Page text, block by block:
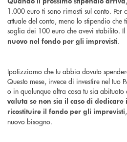
1.000 euro ti sono rimasti sul conto.
attuale del conto, meno lo stipendio
soglia dei 100 euro che avevi stabilito. Il
nuovo nel fondo per gli imprevisti.
Ipotizziamo che tu abbia dovuto
Questo mese, invece di investire nel tuo
o in qualunque altra cosa tu sia abituato
valuta se non sia il caso di
ricostituire il fondo per gli imprevisti
nuovo bisogno.